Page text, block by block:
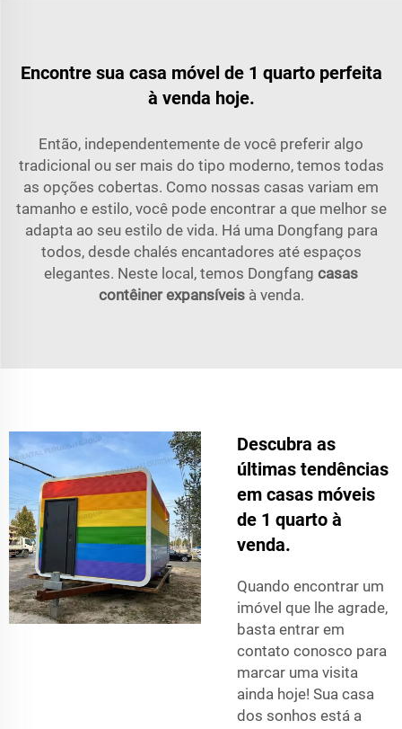
Encontre sua casa móvel de 1 quarto perfeita
à venda hoje.
Então, independentemente de você preferir algo
tradicional ou ser mais do tipo moderno, temos todas
as opções cobertas. Como nossas casas variam em
tamanho e estilo, você pode encontrar a que melhor se
adapta ao seu estilo de vida. Há uma Dongfang para
todos, desde chalés encantadores até espaços
elegantes. Neste local, temos Dongfang casas
contêiner expansíveis à venda.
Descubra as
últimas tendências
em casas móveis
de 1 quarto à
venda.
Quando encontrar um
imóvel que lhe agrade,
basta entrar em
contato conosco para
marcar uma visita
ainda hoje! Sua casa
dos sonhos está a